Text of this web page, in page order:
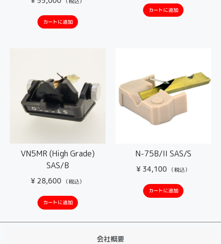
カートに追加
カートに追加
VN5MR (High Grade)
SAS/B
¥ 28,600 （税込）
カートに追加
N-75B/II SAS/S
¥ 34,100 （税込）
カートに追加
会社概要